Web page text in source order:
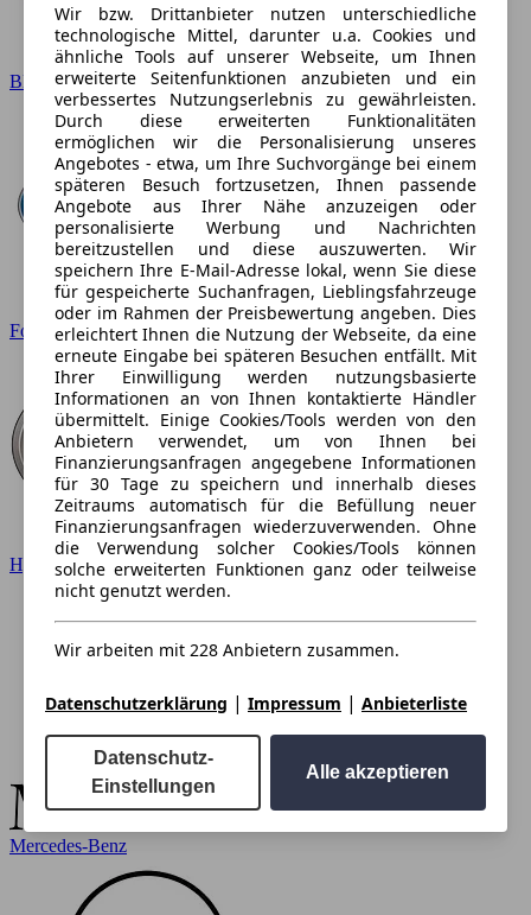
BMW
Ford
Hyundai
Mercedes-Benz
Wir bzw. Drittanbieter nutzen unterschiedliche
technologische Mittel, darunter u.a. Cookies und
ähnliche Tools auf unserer Webseite, um Ihnen
erweiterte Seitenfunktionen anzubieten und ein
verbessertes Nutzungserlebnis zu gewährleisten.
Durch diese erweiterten Funktionalitäten
ermöglichen wir die Personalisierung unseres
Angebotes - etwa, um Ihre Suchvorgänge bei einem
späteren Besuch fortzusetzen, Ihnen passende
Angebote aus Ihrer Nähe anzuzeigen oder
personalisierte Werbung und Nachrichten
bereitzustellen und diese auszuwerten. Wir
speichern Ihre E-Mail-Adresse lokal, wenn Sie diese
für gespeicherte Suchanfragen, Lieblingsfahrzeuge
oder im Rahmen der Preisbewertung angeben. Dies
erleichtert Ihnen die Nutzung der Webseite, da eine
erneute Eingabe bei späteren Besuchen entfällt. Mit
Ihrer Einwilligung werden nutzungsbasierte
Informationen an von Ihnen kontaktierte Händler
übermittelt. Einige Cookies/Tools werden von den
Anbietern verwendet, um von Ihnen bei
Finanzierungsanfragen angegebene Informationen
für 30 Tage zu speichern und innerhalb dieses
Zeitraums automatisch für die Befüllung neuer
Finanzierungsanfragen wiederzuverwenden. Ohne
die Verwendung solcher Cookies/Tools können
solche erweiterten Funktionen ganz oder teilweise
nicht genutzt werden.
Wir arbeiten mit 228 Anbietern zusammen.
Datenschutzerklärung | Impressum | Anbieterliste
Datenschutz-
Einstellungen
Alle akzeptieren